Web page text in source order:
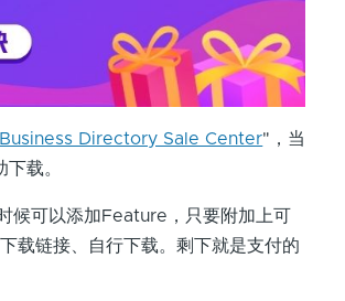
Business Directory Sale Center"，当
载。
可以添加Feature，只要附加上可
载链接、自行下载。剩下就是支付的